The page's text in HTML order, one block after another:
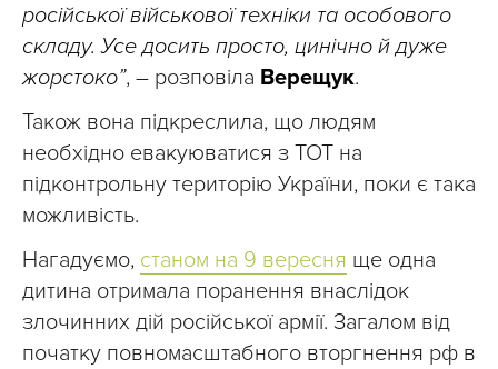
російської військової техніки та особового
складу. Усе досить просто, цинічно й дуже
жорстоко”, – розповіла Верещук.
Також вона підкреслила, що людям
необхідно евакуюватися з ТОТ на
підконтрольну територію України, поки є така
можливість.
Нагадуємо, станом на 9 вересня ще одна
дитина отримала поранення внаслідок
злочинних дій російської армії. Загалом від
початку повномасштабного вторгнення рф в